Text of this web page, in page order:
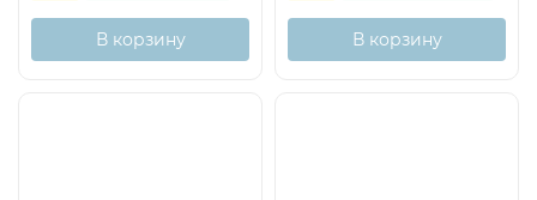
В корзину В корзину